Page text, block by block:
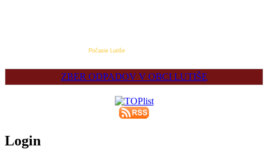
Počasie Lutiše
ZBER ODPADOV V OBCI LUTIŠE
Login